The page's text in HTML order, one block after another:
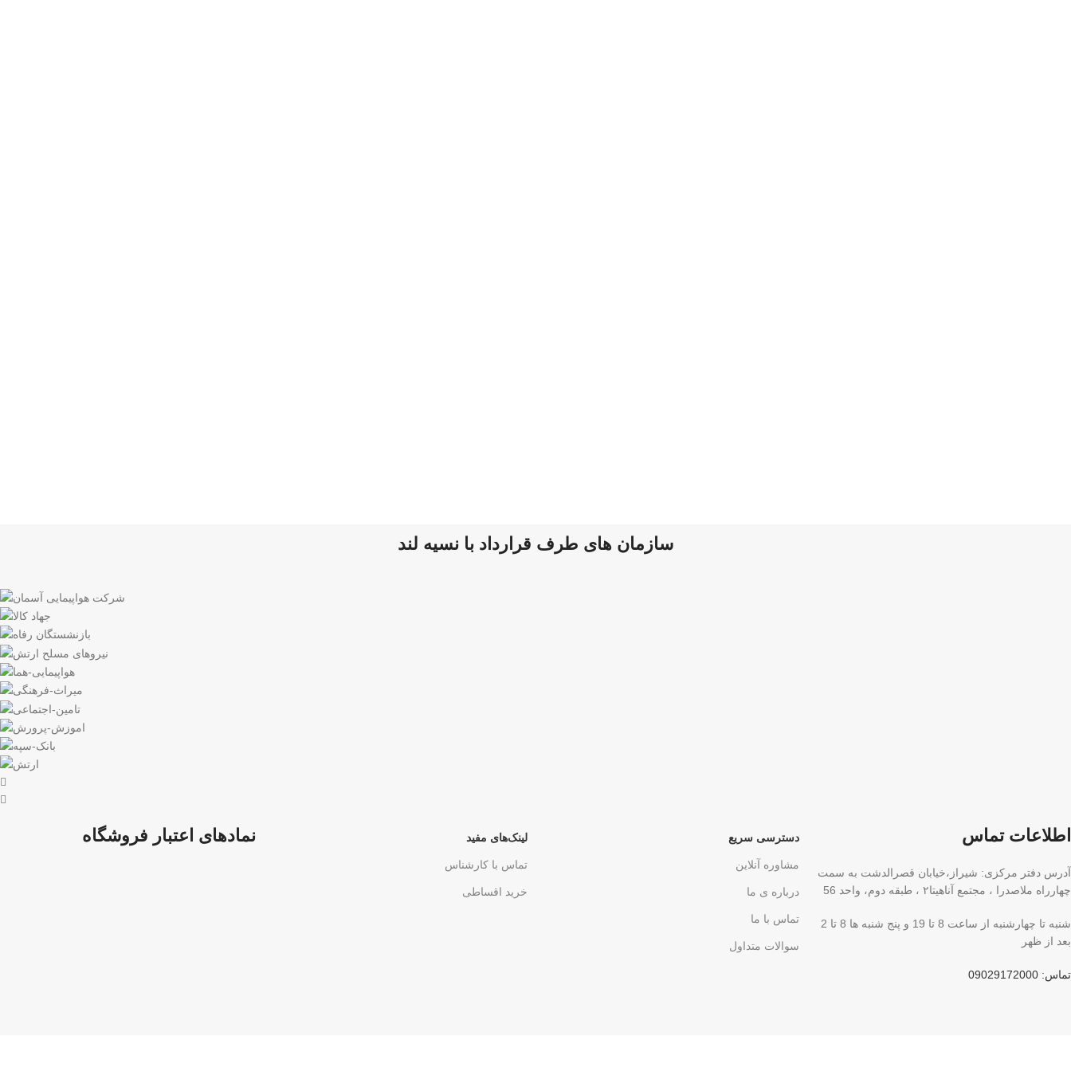
سازمان های طرف قرارداد با نسیه لند
اطلاعات تماس
آدرس دفتر مرکزی: شیراز،خیابان قصرالدشت به سمت
چهارراه ملاصدرا ، مجتمع آناهیتا۲ ، طبقه دوم، واحد 56
شنبه تا چهارشنبه از ساعت 8 تا 19 و پنج شنبه ها 8 تا 2
بعد از ظهر
تماس: 09029172000
دسترسی سریع
مشاوره آنلاین
درباره ی ما
تماس با ما
سوالات متداول
لینک‌های مفید
تماس با کارشناس
خرید اقساطی
نمادهای اعتبار فروشگاه